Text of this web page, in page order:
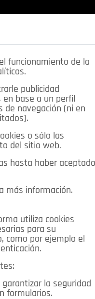
CRÓNICAS DE
SALUD 🔴 EN DIRECTO
funcionamiento de la
publicidad
en base a un perfil
de navegación (ni en
o sólo las
del sitio web.
hasta haber aceptado
más información.
utiliza cookies
para su
como por ejemplo el
la seguridad
formularios.